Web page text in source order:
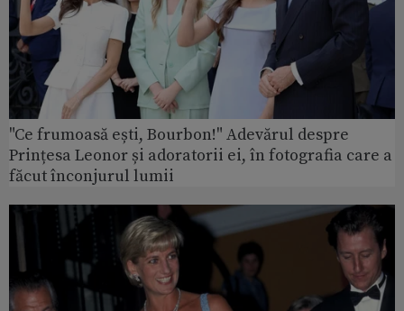
"Ce frumoasă ești, Bourbon!" Adevărul despre
Prințesa Leonor și adoratorii ei, în fotografia care a
făcut înconjurul lumii